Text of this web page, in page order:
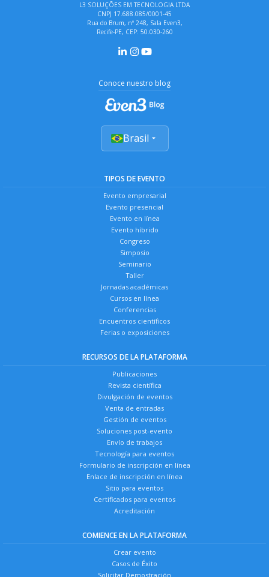
L3 SOLUÇÕES EM TECNOLOGIA LTDA
CNPJ 17.688.085/0001-45
Rua do Brum, nº 248, Sala Even3,
Recife-PE, CEP: 50.030-260
Conoce nuestro blog
Brasil
TIPOS DE EVENTO
Evento empresarial
Evento presencial
Evento en línea
Evento híbrido
Congreso
Simposio
Seminario
Taller
Jornadas académicas
Cursos en línea
Conferencias
Encuentros científicos
Ferias o exposiciones
RECURSOS DE LA PLATAFORMA
Publicaciones
Revista científica
Divulgación de eventos
Venta de entradas
Gestión de eventos
Soluciones post-evento
Envío de trabajos
Tecnología para eventos
Formulario de inscripción en línea
Enlace de inscripción en línea
Sitio para eventos
Certificados para eventos
Acreditación
COMIENCE EN LA PLATAFORMA
Crear evento
Casos de Éxito
Solicitar Demostración